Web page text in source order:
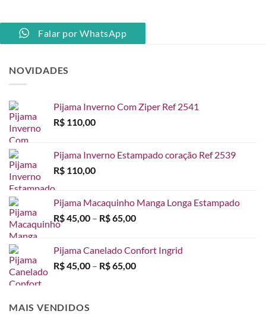
Falar por WhatsApp
NOVIDADES
Pijama Inverno Com Ziper Ref 2541
R$ 110,00
Pijama Inverno Estampado coração Ref 2539
R$ 110,00
Pijama Macaquinho Manga Longa Estampado
R$45,00 – R$65,00Faixa
R$ 45,00
através
Pijama Canelado Confort Ingrid
R$45,00 – R$65,00Faixa
MAIS VENDIDOS